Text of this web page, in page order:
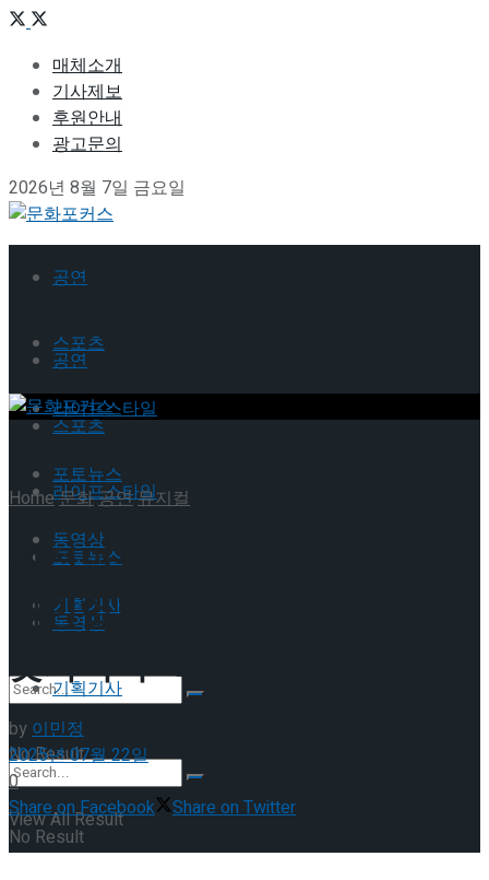
매체소개
기사제보
후원안내
광고문의
2026년 8월 7일 금요일
공연
스포츠
라이프스타일
포토뉴스
동영상
기획기사
No Result
View All Result
공연
스포츠
라이프스타일
포토뉴스
동영상
기획기사
No Result
Home문화공연뮤지컬
황정민·정성화·정상훈! 초호화
라인업으로 무장한 ‘미세스 다
웃파이어’ 하반기 개막
by이민정
2025년 07월 22일
0
Share on Facebook
Share on Twitter